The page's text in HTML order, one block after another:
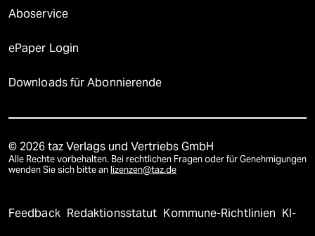
Aboservice
ePaper Login
Downloads für Abonnierende
© 2026 taz Verlags und Vertriebs GmbH
Alle Rechte vorbehalten. Bei rechtlichen Fragen oder für Genehmigungen
wenden Sie sich bitte an lizenzen@taz.de
Feedback Redaktionsstatut Kommune-Richtlinien KI-